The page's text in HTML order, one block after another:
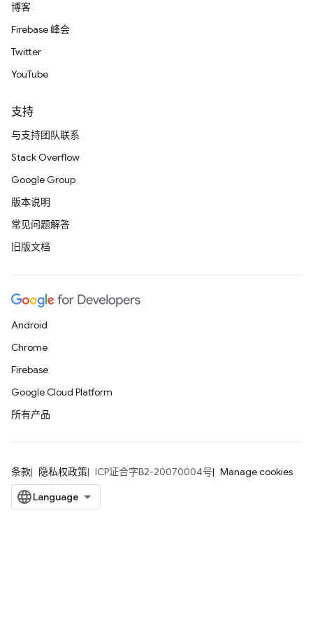
博客
Firebase 峰会
Twitter
YouTube
支持
与支持团队联系
Stack Overflow
Google Group
版本说明
常见问题解答
旧版文档
Android
Chrome
Firebase
Google Cloud Platform
所有产品
条款 隐私权政策 ICP证合字B2-20070004号 Manage cookies